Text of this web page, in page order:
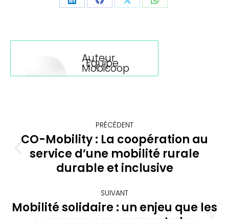
PartagerPartagerPartagerPartager
Auteur
:Equipe
Mobicoop
Navigation
article PRÉCÉDENT
Article
précédent
CO-Mobility : La coopération au
service d’une mobilité rurale
durable et inclusive
SUIVANT
Mobilité solidaire : un enjeu que les